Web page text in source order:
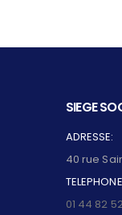
SIEGE
ADRESSE:
40 rue
01 44 82